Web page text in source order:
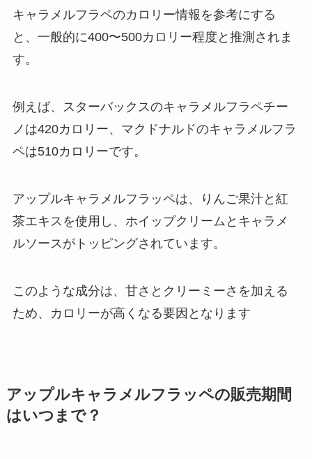
キャラメルフラペのカロリー情報を参考にする
と、一般的に400〜500カロリー程度と推測されま
す。
例えば、スターバックスのキャラメルフラペチー
ノは420カロリー、マクドナルドのキャラメルフラ
ペは510カロリーです。
アップルキャラメルフラッペは、りんご果汁と紅
茶エキスを使用し、ホイップクリームとキャラメ
ルソースがトッピングされています。
このような成分は、甘さとクリーミーさを加える
ため、カロリーが高くなる要因となります
アップルキャラメルフラッペの販売期間
はいつまで？